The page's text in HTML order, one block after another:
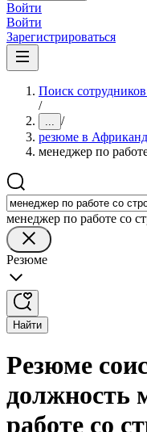
Войти
Войти
Зарегистрироваться
Поиск
/
... /
резюме в
менеджер по
менеджер по работе со
Резюме
Найти
Резюме
должность
работе со